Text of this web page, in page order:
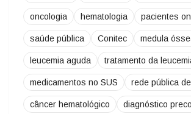
oncologia hematologia pacientes
saúde pública Conitec medula
leucemia aguda tratamento da
medicamentos no SUS rede pública
câncer hematológico diagnóstico